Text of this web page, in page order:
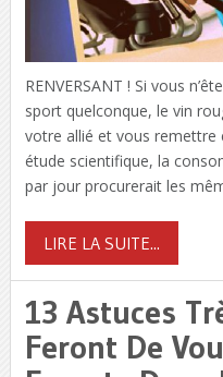
RENVERSANT ! Si vous
sport quelconque, le vin
votre allié et vous remettre
étude scientifique, la
par jour procurerait les
LIRE LA SUITE...
13 Astuces
Feront De